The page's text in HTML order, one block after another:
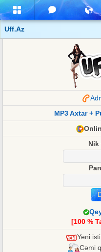
Uff.Az
MP3 Axtar +
Nik
[100 %
Yeni
Cəmi